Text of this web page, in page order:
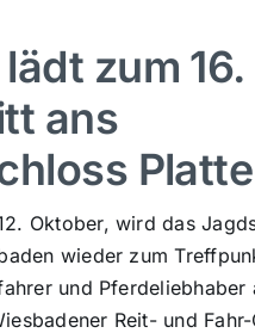
zum 16.
ans
Platte
Oktober, wird das
wieder zum
und Pferdeliebhaber
Reit- und